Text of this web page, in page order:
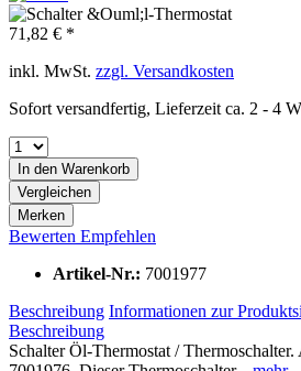
71,82 € *
inkl. MwSt. zzgl. Versandkosten
Sofort versandfertig, Lieferzeit ca. 2 - 4
In den Warenkorb
Vergleichen
Merken
Bewerten Empfehlen
Artikel-Nr.: 7001977
Beschreibung Informationen zur
Beschreibung
Schalter Öl-Thermostat /